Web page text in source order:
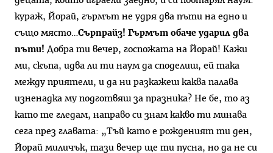
кураж, Йорай, гърмът не удря два пъти на едно и
също място… Сърпрайз! Гърмът обаче ударил два
пъти! Добра ти вечер, госпожата на Йорай! Кажи
ми, скъпа, идва ли ти наум да споделиш, ей така
между приятели, и да ни разкажеш каква палава
изненадка му подготвяш за празника? Не бе, то аз
като те гледам, направо си знам какво ти минава
сега през главата: „Тъй като е рожденият ти ден,
Йорай миличък, тази вечер ще ти пусна, но да не си